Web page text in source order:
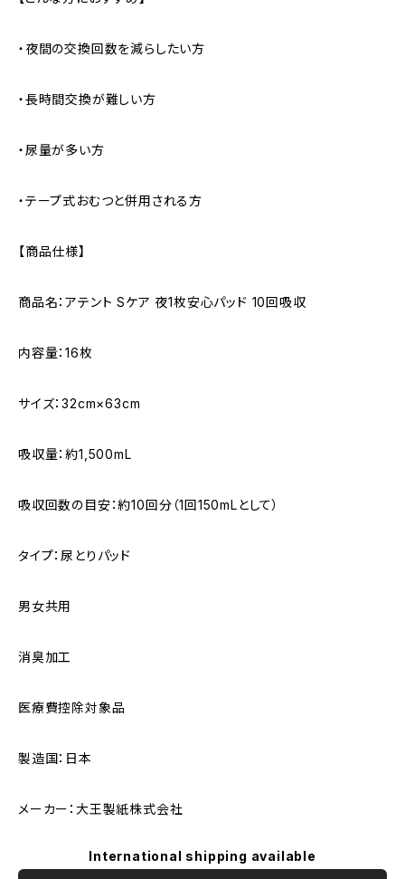
・夜間の交換回数を減らしたい方
・長時間交換が難しい方
・尿量が多い方
・テープ式おむつと併用される方
【商品仕様】
商品名：アテント Sケア 夜1枚安心パッド 10回吸収
内容量：16枚
サイズ：32cm×63cm
吸収量：約1,500mL
吸収回数の目安：約10回分（1回150mLとして）
タイプ：尿とりパッド
男女共用
消臭加工
医療費控除対象品
製造国：日本
メーカー：大王製紙株式会社
International shipping available